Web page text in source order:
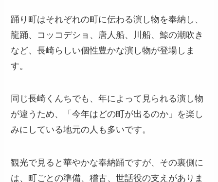
踊り町はそれぞれの町に伝わる演し物を奉納し、
龍踊、コッコデショ、唐人船、川船、鯨の潮吹き
など、長崎らしい個性豊かな演し物が登場しま
す。
同じ長崎くんちでも、年によって見られる演し物
が違うため、「今年はどの町が出るのか」を楽し
みにしている地元の人も多いです。
観光で見ると華やかな奉納踊ですが、その裏側に
は、町ごとの準備、稽古、世話役の支えがありま